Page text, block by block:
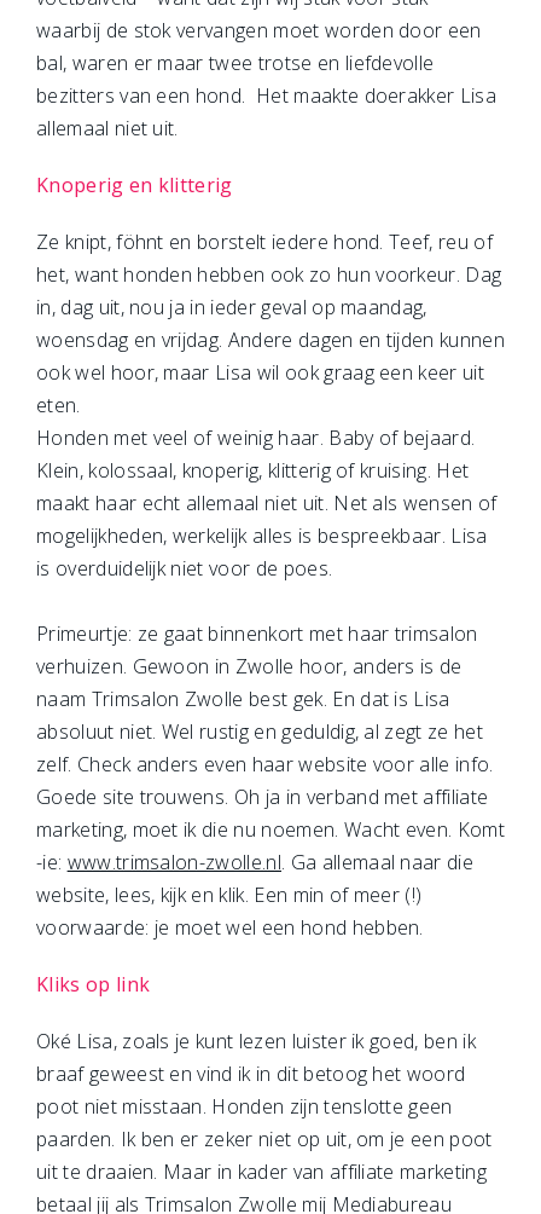
waarbij de stok vervangen moet worden door een
bal, waren er maar twee trotse en liefdevolle
bezitters van een hond. Het maakte doerakker Lisa
allemaal niet uit.
Knoperig en klitterig
Ze knipt, föhnt en borstelt iedere hond. Teef, reu of
het, want honden hebben ook zo hun voorkeur. Dag
in, dag uit, nou ja in ieder geval op maandag,
woensdag en vrijdag. Andere dagen en tijden kunnen
ook wel hoor, maar Lisa wil ook graag een keer uit
eten.
Honden met veel of weinig haar. Baby of bejaard.
Klein, kolossaal, knoperig, klitterig of kruising. Het
maakt haar echt allemaal niet uit. Net als wensen of
mogelijkheden, werkelijk alles is bespreekbaar. Lisa
is overduidelijk niet voor de poes.
Primeurtje: ze gaat binnenkort met haar trimsalon
verhuizen. Gewoon in Zwolle hoor, anders is de
naam Trimsalon Zwolle best gek. En dat is Lisa
absoluut niet. Wel rustig en geduldig, al zegt ze het
zelf. Check anders even haar website voor alle info.
Goede site trouwens. Oh ja in verband met affiliate
marketing, moet ik die nu noemen. Wacht even. Komt
-ie: www.trimsalon-zwolle.nl. Ga allemaal naar die
website, lees, kijk en klik. Een min of meer (!)
voorwaarde: je moet wel een hond hebben.
Kliks op link
Oké Lisa, zoals je kunt lezen luister ik goed, ben ik
braaf geweest en vind ik in dit betoog het woord
poot niet misstaan. Honden zijn tenslotte geen
paarden. Ik ben er zeker niet op uit, om je een poot
uit te draaien. Maar in kader van affiliate marketing
betaal jij als Trimsalon Zwolle mij Mediabureau